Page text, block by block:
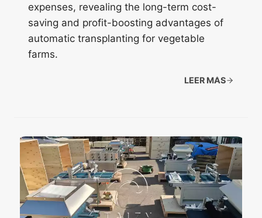
expenses, revealing the long-term cost-
saving and profit-boosting advantages of
automatic transplanting for vegetable
farms.
LEER MÁS